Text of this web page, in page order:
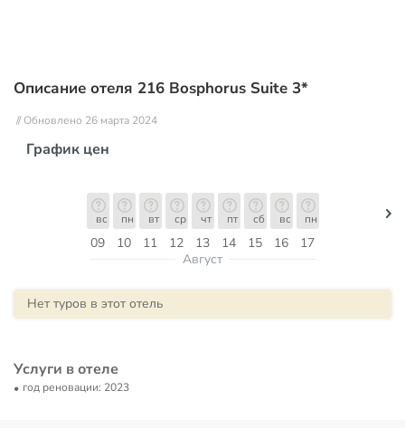
Описание отеля 216 Bosphorus Suite 3*
// Обновлено 26 марта 2024
График цен
09
вс
10
пн
11
вт
12
ср
13
чт
14
пт
15
сб
16
вс
17
пн
Август
Нет туров в этот отель
Услуги в отеле
год реновации: 2023